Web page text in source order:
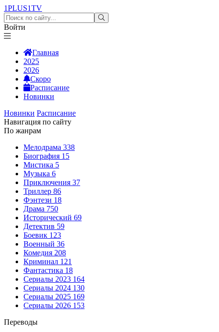
1PLUS1TV
Войти
Главная
2025
2026
Скоро
Расписание
Новинки
Новинки Расписание
Навигация по сайту
По жанрам
Мелодрама 338
Биография 15
Мистика 5
Музыка 6
Приключения 37
Триллер 86
Фэнтези 18
Драма 750
Исторический 69
Детектив 59
Боевик 123
Военный 36
Комедия 208
Криминал 121
Фантастика 18
Сериалы 2023 164
Сериалы 2024 130
Сериалы 2025 169
Сериалы 2026 153
Переводы